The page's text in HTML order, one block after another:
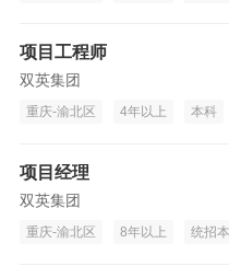
项目工程师
双英集团
重庆-渝北区 4年以上 本科
项目经理
双英集团
重庆-渝北区 8年以上 统招